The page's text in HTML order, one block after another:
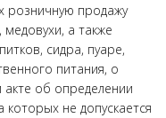
розничную продажу
а также
сидра, пуаре,
питания, о
об определении
не допускается